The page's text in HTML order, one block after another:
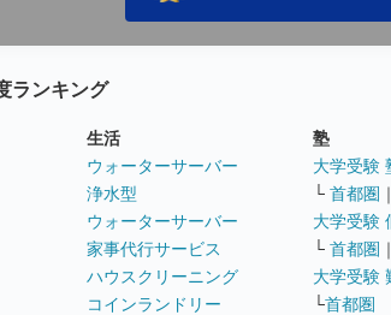
ランキング
生活
ウォーターサーバー
浄水型
ウォーターサーバー
家事代行サービス
ハウスクリーニング
コインランドリー
塾
大学受験
└ 首都圏 ｜
大学受験
└ 首都圏 ｜
大学受験
└首都圏